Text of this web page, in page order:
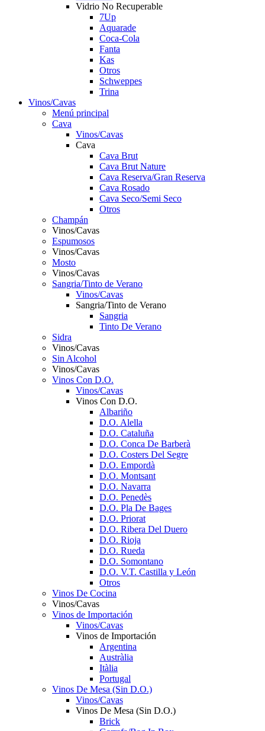
Vidrio No Recuperable
7Up
Aquarade
Coca-Cola
Fanta
Kas
Otros
Schweppes
Trina
Vinos/Cavas
Menú principal
Cava
Vinos/Cavas
Cava
Cava Brut
Cava Brut Nature
Cava Reserva/Gran Reserva
Cava Rosado
Cava Seco/Semi Seco
Otros
Champán
Vinos/Cavas
Espumosos
Vinos/Cavas
Mosto
Vinos/Cavas
Sangria/Tinto de Verano
Vinos/Cavas
Sangria/Tinto de Verano
Sangria
Tinto De Verano
Sidra
Vinos/Cavas
Sin Alcohol
Vinos/Cavas
Vinos Con D.O.
Vinos/Cavas
Vinos Con D.O.
Albariño
D.O. Alella
D.O. Cataluña
D.O. Conca De Barberà
D.O. Costers Del Segre
D.O. Empordà
D.O. Montsant
D.O. Navarra
D.O. Penedès
D.O. Pla De Bages
D.O. Priorat
D.O. Ribera Del Duero
D.O. Rioja
D.O. Rueda
D.O. Somontano
D.O. V.T. Castilla y León
Otros
Vinos De Cocina
Vinos/Cavas
Vinos de Importación
Vinos/Cavas
Vinos de Importación
Argentina
Austràlia
Itàlia
Portugal
Vinos De Mesa (Sin D.O.)
Vinos/Cavas
Vinos De Mesa (Sin D.O.)
Brick